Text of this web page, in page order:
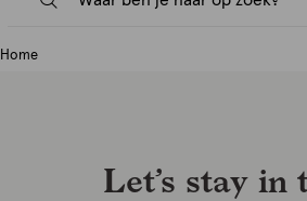
Home
Let’s stay in